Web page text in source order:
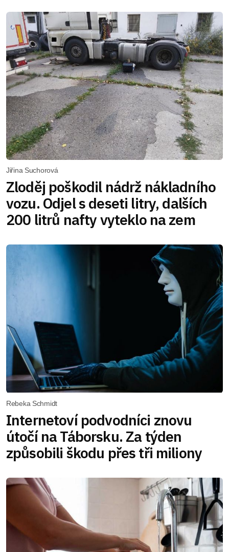
Jiřina Suchorová
Zloděj poškodil nádrž nákladního
vozu. Odjel s deseti litry, dalších
200 litrů nafty vyteklo na zem
Rebeka Schmidt
Internetoví podvodníci znovu
útočí na Táborsku. Za týden
způsobili škodu přes tři miliony